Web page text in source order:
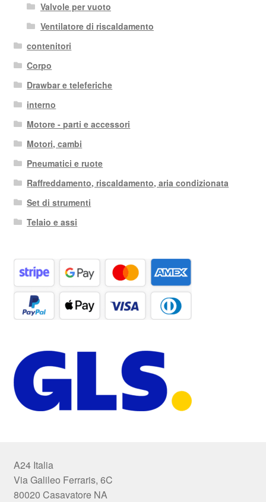
Valvole per vuoto
Ventilatore di riscaldamento
contenitori
Corpo
Drawbar e teleferiche
interno
Motore - parti e accessori
Motori, cambi
Pneumatici e ruote
Raffreddamento, riscaldamento, aria condizionata
Set di strumenti
Telaio e assi
A24 Italia
Via Galileo Ferraris, 6C
80020 Casavatore NA